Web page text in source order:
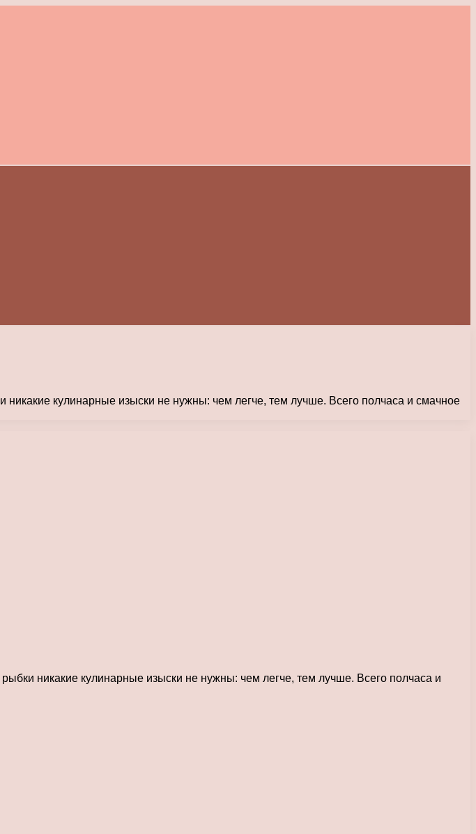
никакие кулинарные изыски не нужны: чем легче, тем лучше. Всего полчаса и смачное
никакие кулинарные изыски не нужны: чем легче, тем лучше. Всего полчаса и